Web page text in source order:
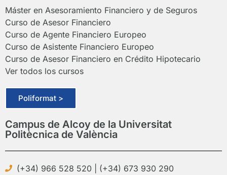
Máster en Asesoramiento Financiero y de Seguros
Curso de Asesor Financiero
Curso de Agente Financiero Europeo
Curso de Asistente Financiero Europeo
Curso de Asesor Financiero en Crédito Hipotecario
Ver todos los cursos
Poliformat >
Campus de Alcoy de la Universitat
Politècnica de València
(+34) 966 528 520 | (+34) 673 930 290